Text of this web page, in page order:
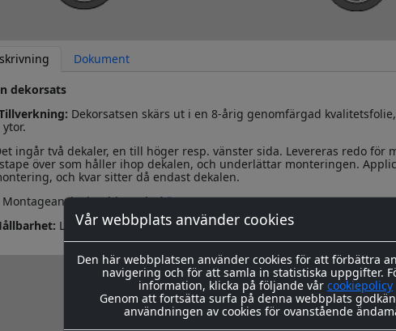
Vår webbplats använder cookies
Den här webbplatsen använder cookies för att förbättra
navigering och för att samla in statistiska uppgifter.
information, klicka på följande vår cookiepolicy
Genom att fortsätta surfa på denna webbplats
användningen av cookies för ovanstående
Dokument
dekorsats
Dekorsatsen skärs ut i en 8-årig genomfärgad
ingår två dekaler, en till höger resp. vänster sida. Levereras redo för
över som håller ihop dekalen, och underlättar monteringen.
och kvar sitter då endast dekalen.
Montageanvisning hittar du här
Läs igenom våra instrukioner före och efter montage